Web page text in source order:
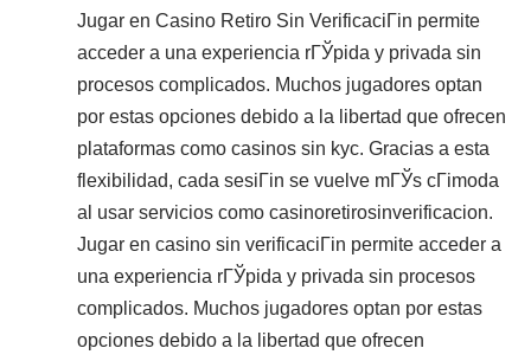
Jugar en Casino Retiro Sin VerificaciГіn permite
acceder a una experiencia rГЎpida y privada sin
procesos complicados. Muchos jugadores optan
por estas opciones debido a la libertad que ofrecen
plataformas como casinos sin kyc. Gracias a esta
flexibilidad, cada sesiГіn se vuelve mГЎs cГіmoda
al usar servicios como casinoretirosinverificacion.
Jugar en casino sin verificaciГіn permite acceder a
una experiencia rГЎpida y privada sin procesos
complicados. Muchos jugadores optan por estas
opciones debido a la libertad que ofrecen